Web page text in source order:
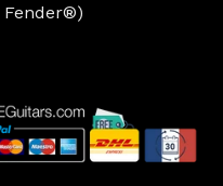
Fender®)